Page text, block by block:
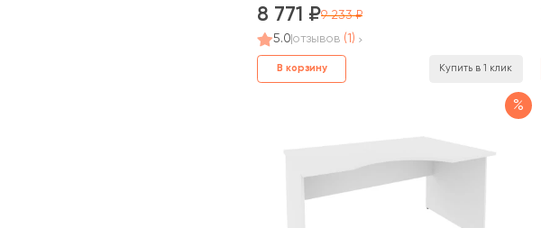
8 771
9 233
5.0 отзывов (1)
В корзину Купить в 1 клик
%